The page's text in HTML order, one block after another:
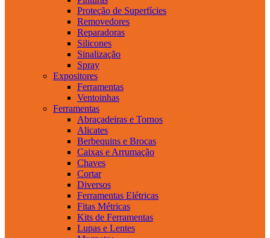
Proteção de Superfícies
Removedores
Reparadoras
Silicones
Sinalização
Spray
Expositores
Ferramentas
Ventoinhas
Ferramentas
Abraçadeiras e Tornos
Alicates
Berbequins e Brocas
Caixas e Arrumação
Chaves
Cortar
Diversos
Ferramentas Elétricas
Fitas Métricas
Kits de Ferramentas
Lupas e Lentes